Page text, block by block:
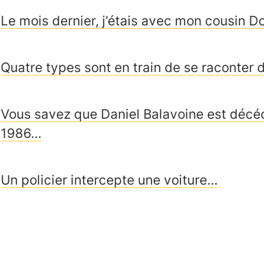
Le mois dernier, j’étais avec mon cousin
Quatre types sont en train de se raconter
Vous savez que Daniel Balavoine est
1986…
Un policier intercepte une voiture…